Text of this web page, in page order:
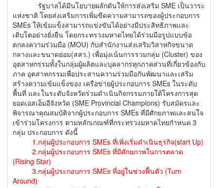
รัฐบาลได้มีนโยบายผลักดันให้การส่งเสริม SME เป็นวาระ
แห่งชาติ โดยส่งเสริมการเพิ่มขีดความสามารถของผู้ประกอบการ
SMEs ให้เข้มแข็งสามารถแข่งขันได้อย่างมีประสิทธิภาพและ
เติบโตอย่างยั่งยืน โดยกระทรวงมหาดไทยได้ร่วมมือรูปแบบข้อ
ตกลงความร่วมมือ (MOU) กับสำนักงานส่งเสริมวิสาหกิจขนาด
กลางและขนาดย่อม(สสว.) เพื่อมุ่งเน้นการรวมกลุ่ม (Cluster) ของ
อุตสาหกรรมทั้งในกลุ่มผู้ผลิตและบุคลากรทุกภาคส่วนที่เกี่ยวข้องกับ
ภาค อุตสาหกรรมเพื่อประสานความร่วมมือกันพัฒนาและเสริม
สร้างความเข้มแข็งของ เครือข่ายผู้ประกอบการ SMEs ในระดับ
พื้นที่ และในระดับจังหวัดร่วมดำเนินกิจกรรมภายใต้โครงการสุด
ยอดเอสเอ็มอีจังหวัด (SME Provincial Champions) รับสมัครและ
พิจารณาคุณสมบัติจากผู้ประกอบการ SMEs ที่มีศักยภาพและสนใจ
เข้าร่วมโครงการ ตามหลักเกณฑ์ที่กระทรวงมหาดไทยกำหนด 3
กลุ่ม ประกอบการ ดังนี้
1.กลุ่มผู้ประกอบการ SMEs ที่เพิ่งเริ่มดำเนินธุรกิจ(start Up)
2.กลุ่มผู้ประกอบการ SMEs ที่มีศักยภาพในการตลาด
(Rising Star)
3.กลุ่มผู้ประกอบการ SMEs ที่อยู่ในช่วงฟื้นตัว (Turn
Around)